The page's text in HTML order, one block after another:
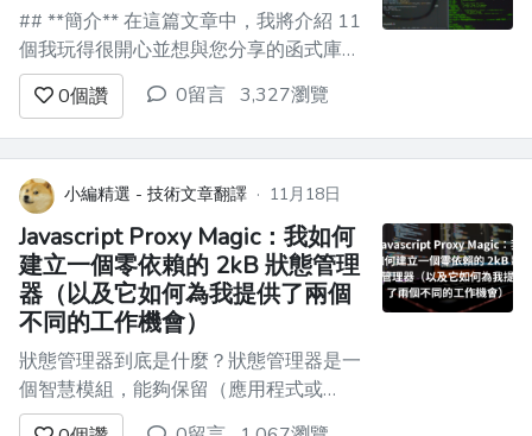
## **簡介** 在這篇文章中，我將介紹 11
個我玩得很開心並想與您分享的函式庫。
![介紹 GIF](https://dev-to-
uploads.s3.amazonaws.com/uploads/articles/
--- ...
0個讚 0留言 3,327瀏覽
小編精選 - 技術文章翻譯 · 11月18日
Javascript Proxy Magic：我如何
建立一個零依賴的 2kB 狀態管理
器（以及它如何為我提供了兩個
不同的工作機會）
狀態管理器到底是什麼？狀態管理器是一
個智慧模組，能夠保留（應用程式或
Web 應用程式的）會話資料並對資料的